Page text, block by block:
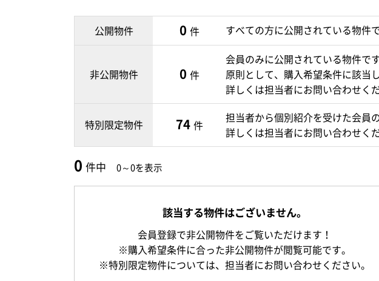
公開物件 0 件 すべての方に公開されている物件で
非公開物件 0 件
会員のみに公開されている物件です
原則として、購入希望条件に該当
詳しくは担当者にお問い合わせくだ
特別限定物件 74 件
担当者から個別紹介を受けた会員
詳しくは担当者にお問い合わせくだ
0 件中 0～0を表示
該当する物件はございません。
会員登録で非公開物件をご覧いただけます！
※購入希望条件に合った非公開物件が閲覧可能です。
※特別限定物件については、担当者にお問い合わせください。